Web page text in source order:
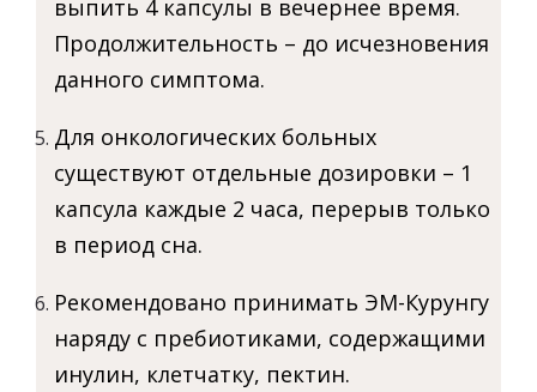
выпить 4 капсулы в вечернее время.
Продолжительность – до исчезновения
данного симптома.
Для онкологических больных
существуют отдельные дозировки – 1
капсула каждые 2 часа, перерыв только
в период сна.
Рекомендовано принимать ЭМ-Курунгу
наряду с пребиотиками, содержащими
инулин, клетчатку, пектин.